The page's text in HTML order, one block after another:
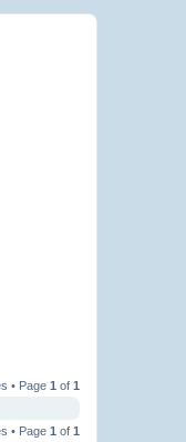
• Page 1 of 1
• Page 1 of 1